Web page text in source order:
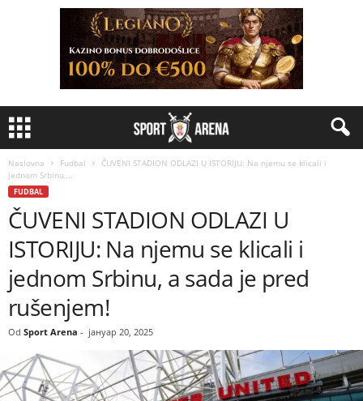
Naslovna Fudbal
ČUVENI STADION ODLAZI U ISTORIJU: Na njemu se klicali i
jednom Srbinu,...
FUDBAL
ČUVENI STADION ODLAZI U
ISTORIJU: Na njemu se klicali i
jednom Srbinu, a sada je pred
rušenjem!
Od Sport Arena - јануар 20, 2025